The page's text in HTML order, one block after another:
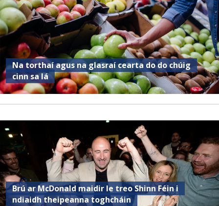
Na torthaí agus na glasraí cearta do do chúig
cinn sa lá
Brú ar McDonald maidir le treo Shinn Féin i
ndiaidh theipeanna toghcháin